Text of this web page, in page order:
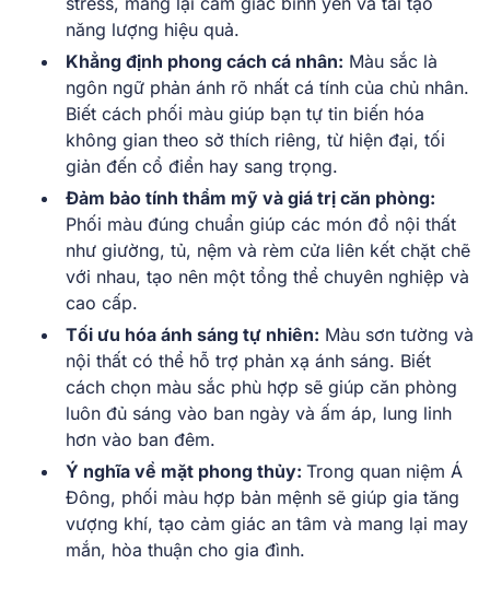
năng lượng hiệu quả.
Khẳng định phong cách cá nhân: Màu sắc là
ngôn ngữ phản ánh rõ nhất cá tính của chủ nhân.
Biết cách phối màu giúp bạn tự tin biến hóa
không gian theo sở thích riêng, từ hiện đại, tối
giản đến cổ điển hay sang trọng.
Đảm bảo tính thẩm mỹ và giá trị căn phòng:
Phối màu đúng chuẩn giúp các món đồ nội thất
như giường, tủ, nệm và rèm cửa liên kết chặt chẽ
với nhau, tạo nên một tổng thể chuyên nghiệp và
cao cấp.
Tối ưu hóa ánh sáng tự nhiên: Màu sơn tường và
nội thất có thể hỗ trợ phản xạ ánh sáng. Biết
cách chọn màu sắc phù hợp sẽ giúp căn phòng
luôn đủ sáng vào ban ngày và ấm áp, lung linh
hơn vào ban đêm.
Ý nghĩa về mặt phong thủy: Trong quan niệm Á
Đông, phối màu hợp bản mệnh sẽ giúp gia tăng
vượng khí, tạo cảm giác an tâm và mang lại may
mắn, hòa thuận cho gia đình.